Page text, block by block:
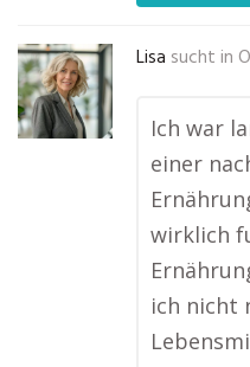
Lisa sucht in
Ich war
einer
wirklich
ich nicht